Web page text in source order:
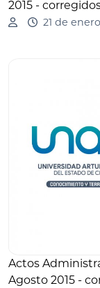
2015 -
21 de
Actos
Agosto 2015 -